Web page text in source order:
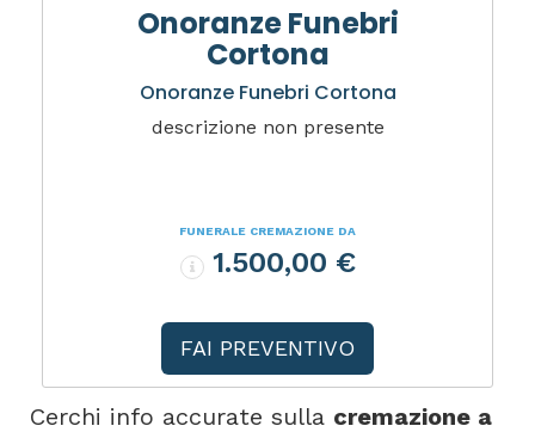
Onoranze Funebri
Cortona
Onoranze Funebri Cortona
descrizione non presente
FUNERALE CREMAZIONE DA
1.500,00 €
FAI PREVENTIVO
Cerchi info accurate sulla cremazione a